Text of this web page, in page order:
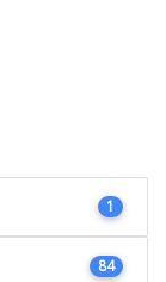
1
84